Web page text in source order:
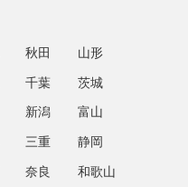
秋田 山形
千葉 茨城
新潟 富山
三重 静岡
奈良 和歌山